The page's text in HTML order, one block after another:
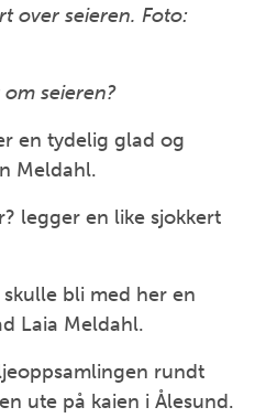
over seieren. Foto:
seieren?
en tydelig glad og
Meldahl.
legger en like sjokkert
bli med her en
Laia Meldahl.
rundt
ute på kaien i Ålesund.